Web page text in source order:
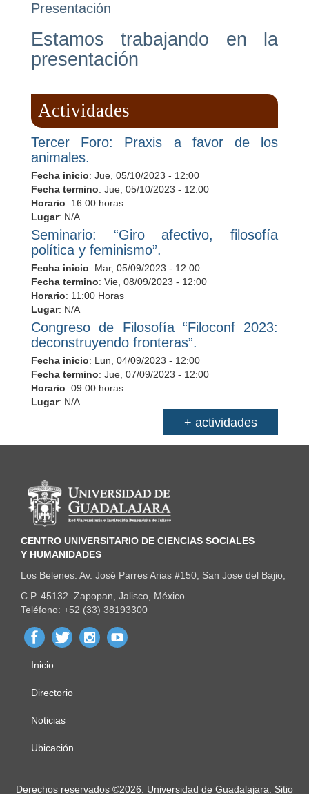
Presentación
Estamos trabajando en la
presentación
Actividades
Tercer Foro: Praxis a favor de los
animales.
Fecha inicio: Jue, 05/10/2023 - 12:00
Fecha termino: Jue, 05/10/2023 - 12:00
Horario: 16:00 horas
Lugar: N/A
Seminario: “Giro afectivo, filosofía
política y feminismo”.
Fecha inicio: Mar, 05/09/2023 - 12:00
Fecha termino: Vie, 08/09/2023 - 12:00
Horario: 11:00 Horas
Lugar: N/A
Congreso de Filosofía “Filoconf 2023:
deconstruyendo fronteras”.
Fecha inicio: Lun, 04/09/2023 - 12:00
Fecha termino: Jue, 07/09/2023 - 12:00
Horario: 09:00 horas.
Lugar: N/A
+ actividades
Información del portal
CENTRO UNIVERSITARIO DE CIENCIAS SOCIALES
Y HUMANIDADES
Los Belenes. Av. José Parres Arias #150, San Jose del Bajio,
C.P. 45132. Zapopan, Jalisco, México.
Teléfono: +52 (33) 38193300
Menú
principal
Inicio
Directorio
Noticias
Ubicación
Derechos
Derechos reservados ©2026. Universidad de Guadalajara. Sitio